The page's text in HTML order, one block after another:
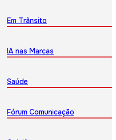
Em Trânsito
IA nas Marcas
Saúde
Fórum Comunicação